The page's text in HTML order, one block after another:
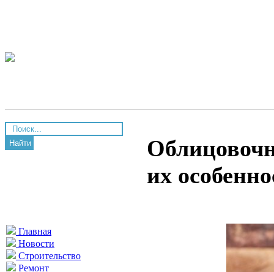
Найти
Главная
Новости
Строительство
Ремонт
их